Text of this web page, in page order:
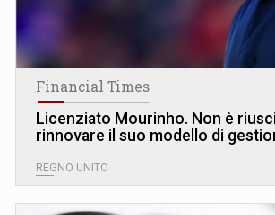
Financial Times
Licenziato Mourinho. Non è
rinnovare il suo modello di
REGNO UNITO